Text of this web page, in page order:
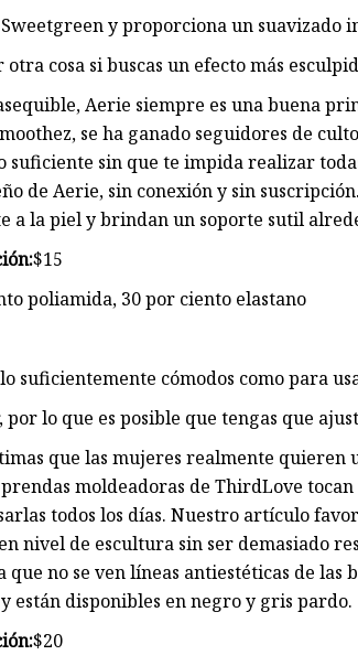
y proporciona un suavizado
cosa si buscas un efecto más
Aerie siempre es una buena
se ha ganado seguidores de
suficiente sin que te impida realizar
de Aerie, sin conexión y sin
a la piel y brindan un soporte sutil
$15
poliamida, 30 por ciento elastano
suficientemente cómodos como para
lo que es posible que tengas que
que las mujeres realmente quieren
moldeadoras de ThirdLove
todos los días. Nuestro artículo
nivel de escultura sin ser demasiado
no se ven líneas antiestéticas de las
están disponibles en negro y gris pardo.
$20